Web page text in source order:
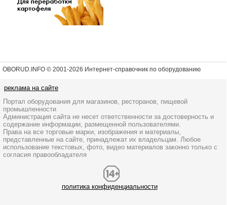
OBORUD.INFO © 2001-2026 Интернет-справочник по оборудованию
реклама на сайте
Портал оборудования для магазинов, ресторанов, пищевой
промышленности
Администрация сайта не несет ответственности за достоверность и
содержание информации, размещенной пользователями.
Права на все торговые марки, изображения и материалы,
представленные на сайте, принадлежат их владельцам. Любое
использование текстовых, фото, видео материалов законно только с
согласия правообладателя
политика конфиденциальности